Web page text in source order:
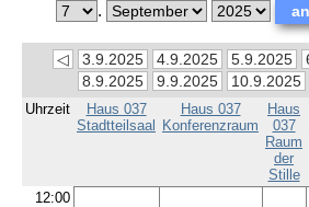
.
◁ 3.9.2025 4.9.2025 5.9.2025
8.9.2025
9.9.2025 10.9.2025
Uhrzeit
Haus 037
Stadtteilsaal
Haus 037
Konferenzraum
Haus
037
Raum
der
Stille
12:00